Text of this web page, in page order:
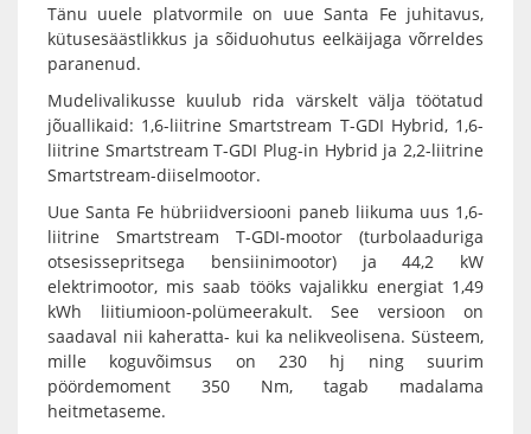
Tänu uuele platvormile on uue Santa Fe juhitavus,
kütusesäästlikkus ja sõiduohutus eelkäijaga võrreldes
paranenud.
Mudelivalikusse kuulub rida värskelt välja töötatud
jõuallikaid: 1,6-liitrine Smartstream T-GDI Hybrid, 1,6-
liitrine Smartstream T-GDI Plug-in Hybrid ja 2,2-liitrine
Smartstream-diiselmootor.
Uue Santa Fe hübriidversiooni paneb liikuma uus 1,6-
liitrine Smartstream T-GDI-mootor (turbolaaduriga
otsesissepritsega bensiinimootor) ja 44,2 kW
elektrimootor, mis saab tööks vajalikku energiat 1,49
kWh liitiumioon-polümeerakult. See versioon on
saadaval nii kaheratta- kui ka nelikveolisena. Süsteem,
mille koguvõimsus on 230 hj ning suurim
pöördemoment 350 Nm, tagab madalama
heitmetaseme.